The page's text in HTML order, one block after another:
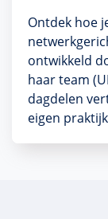
Ontdek hoe
ontwikkeld
haar team
dagdelen
eigen